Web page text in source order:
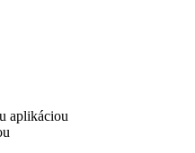
aplikáciou